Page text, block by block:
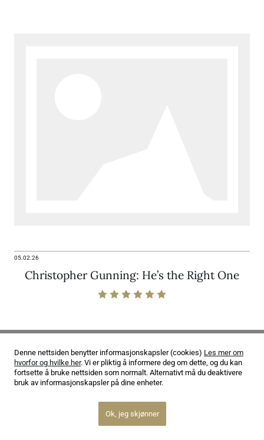
05.02.26
Christopher Gunning: He’s the Right One
Denne nettsiden benytter informasjonskapsler (cookies) Les mer om
hvorfor og hvilke her. Vi er pliktig å informere deg om dette, og du kan
fortsette å bruke nettsiden som normalt. Alternativt må du deaktivere
bruk av informasjonskapsler på dine enheter.
Ok, jeg skjønner